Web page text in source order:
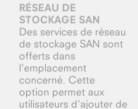
RÉSEAU DE
STOCKAGE SAN
Des services de réseau
de stockage SAN sont
offerts dans
l’emplacement
concerné. Cette
option permet aux
utilisateurs d’ajouter de